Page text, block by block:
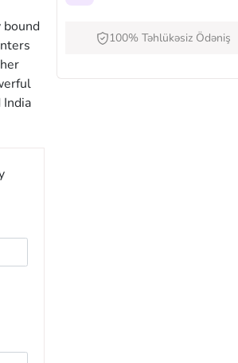
bound
100% Təhlükəsiz Ödəniş